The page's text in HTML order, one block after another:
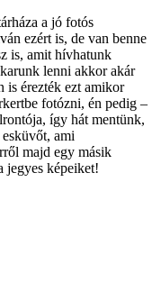
a jó fotós
ezért is, de van benne
is, amit hívhatunk
lenni akkor akár
érezték ezt amikor
fotózni, én pedig –
így hát mentünk,
ami
majd egy másik
jegyes képeiket!